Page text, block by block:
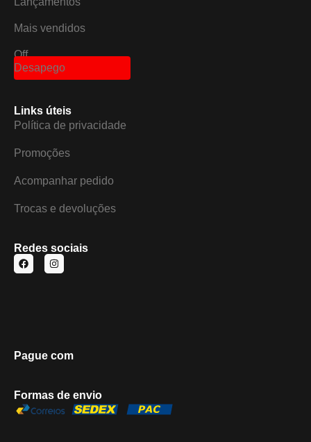
Mais vendidos
Off
Desapego
Links úteis
Política de privacidade
Promoções
Acompanhar pedido
Trocas e devoluções
Redes sociais
Pague com
Formas de envio